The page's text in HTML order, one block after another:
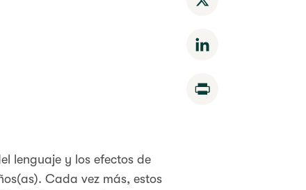
lenguaje y los efectos de
Cada vez más, estos